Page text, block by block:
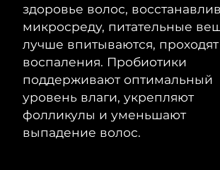
здоровье волос,
микросреду, питательные
лучше впитываются, проходят
воспаления. Пробиотики
поддерживают оптимальный
уровень влаги, укрепляют
фолликулы и уменьшают
выпадение волос.
Джерси
Казахстан
Кувейт
Ожидаемая